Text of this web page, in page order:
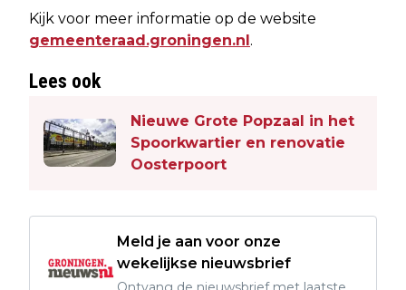
Kijk voor meer informatie op de website
gemeenteraad.groningen.nl.
Lees ook
Nieuwe Grote Popzaal in het
Spoorkwartier en renovatie
Oosterpoort
Meld je aan voor onze
wekelijkse nieuwsbrief